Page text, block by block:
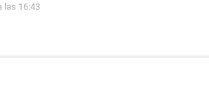
las 16:43